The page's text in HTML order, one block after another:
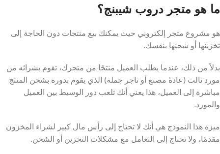
ما هو متجر دروب شيبنج؟
هو مشروع متجر إلكتروني حيث يمكنك بيع منتجات دون الحاجة إلى
تخزينها أو شحنها بنفسك.
بدلاً من ذلك، عندما يطلب العميل منتجًا من متجرك، تقوم بشرائه من
مورد ثالث (عادةً مصنع أو تاجر جملة) الذي يقوم بدوره بشحن المنتج
مباشرة إلى العميل، هذا يعني أنك تلعب دور الوسيط بين العميل
والمورد.
ميزة هذا النموذج هي أنك لا تحتاج إلى رأس مال كبير لشراء المخزون
مقدمًا، ولا تحتاج إلى التعامل مع مشكلات التخزين أو الشحن.